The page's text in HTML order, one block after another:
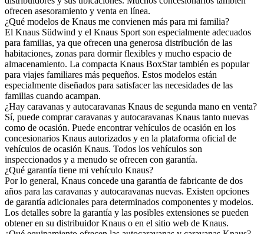
ofrecen asesoramiento y venta en línea.
¿Qué modelos de Knaus me convienen más para mi familia?
El Knaus Südwind y el Knaus Sport son especialmente adecuados
para familias, ya que ofrecen una generosa distribución de las
habitaciones, zonas para dormir flexibles y mucho espacio de
almacenamiento. La compacta Knaus BoxStar también es popular
para viajes familiares más pequeños. Estos modelos están
especialmente diseñados para satisfacer las necesidades de las
familias cuando acampan.
¿Hay caravanas y autocaravanas Knaus de segunda mano en venta?
Sí, puede comprar caravanas y autocaravanas Knaus tanto nuevas
como de ocasión. Puede encontrar vehículos de ocasión en los
concesionarios Knaus autorizados y en la plataforma oficial de
vehículos de ocasión Knaus. Todos los vehículos son
inspeccionados y a menudo se ofrecen con garantía.
¿Qué garantía tiene mi vehículo Knaus?
Por lo general, Knaus concede una garantía de fabricante de dos
años para las caravanas y autocaravanas nuevas. Existen opciones
de garantía adicionales para determinados componentes y modelos.
Los detalles sobre la garantía y las posibles extensiones se pueden
obtener en su distribuidor Knaus o en el sitio web de Knaus.